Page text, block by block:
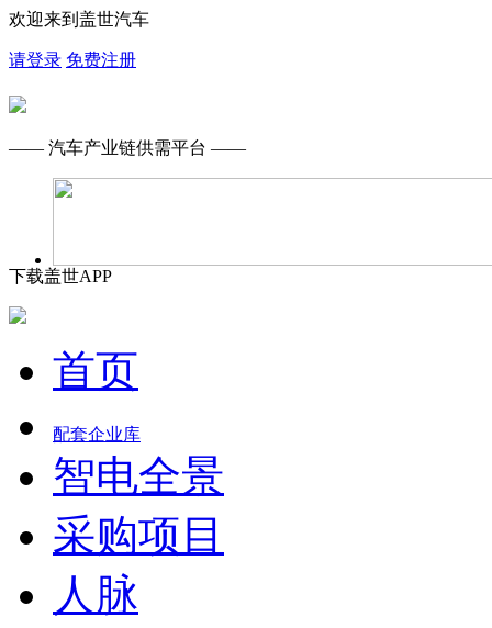
欢迎来到盖世汽车
请登录 免费注册
—— 汽车产业链供需平台 ——
下载盖世APP
首页
配套企业库
智电全景
采购项目
人脉